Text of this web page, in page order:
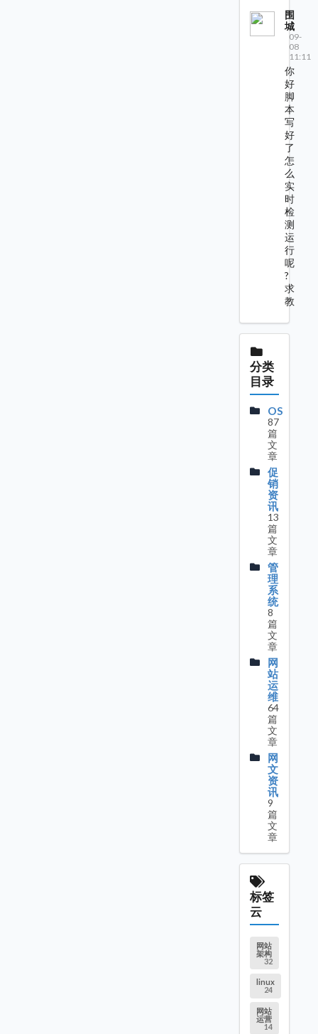
围
城
09-
08
11:11
你
好
脚
本
写
好
了
怎
么
实
时
检
测
运
行
呢
?
求
教
分类
目录
OS
87
篇
文
章
促
销
资
讯
13
篇
文
章
管
理
系
统
8
篇
文
章
网
站
运
维
64
篇
文
章
网
文
资
讯
9
篇
文
章
标签
云
网站
架构
32
linux
24
网站
运营
14